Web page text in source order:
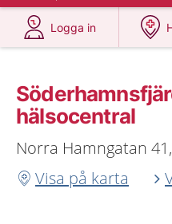
Logga in
på 1177.se
hälsocentral
Norra Hamngatan
Visa på karta